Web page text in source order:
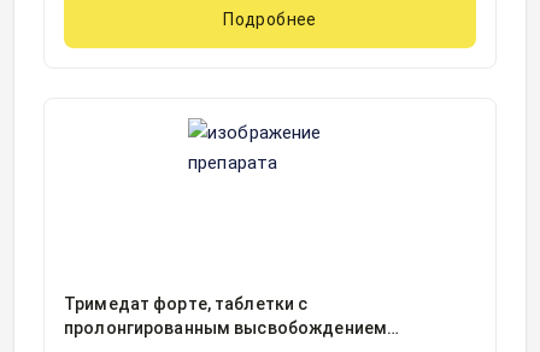
Подробнее
Тримедат форте, таблетки с
пролонгированным высвобождением